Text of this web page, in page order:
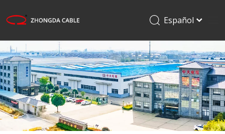
Hogar
Productos
Aplicaciones
Sobre nosotros
Proyectos
Español
Français
Pусский
日本語
한국어